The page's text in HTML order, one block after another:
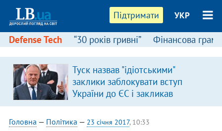
Підтримати УКР
Defense Tech “30 років гривні” Фінансова
Туск назвав "ідіотськими"
заклики заблокувати вступ
України до ЄС і закликав
припинити антиукраїнську
риторику
Головна — Політика — 23 січня 2017, 10:33